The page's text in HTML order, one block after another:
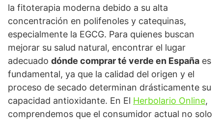
la fitoterapia moderna debido a su alta
concentración en polifenoles y catequinas,
especialmente la EGCG. Para quienes buscan
mejorar su salud natural, encontrar el lugar
adecuado dónde comprar té verde en España es
fundamental, ya que la calidad del origen y el
proceso de secado determinan drásticamente su
capacidad antioxidante. En El Herbolario Online,
comprendemos que el consumidor actual no solo